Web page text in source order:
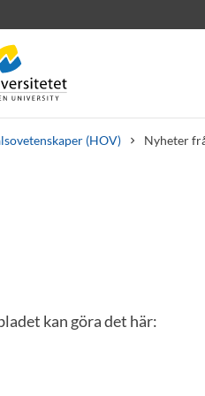
(HOV) Nyheter
kan göra det här: